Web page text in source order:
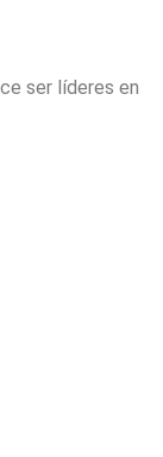
ser líderes en